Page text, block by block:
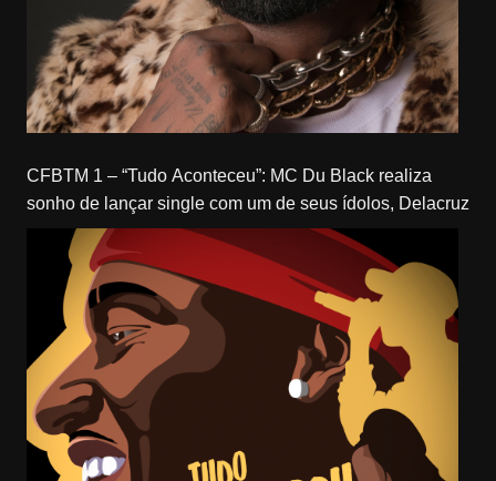
CFBTM 1 – “Tudo Aconteceu”: MC Du Black realiza
sonho de lançar single com um de seus ídolos, Delacruz